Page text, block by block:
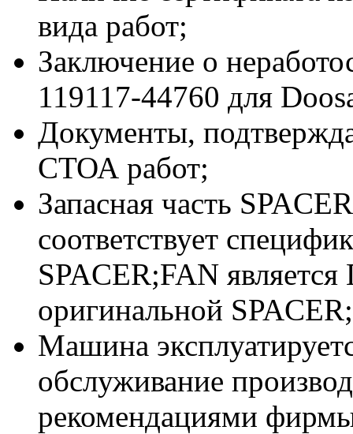
вида работ;
Заключение о
119117-44760 для
Документы,
СТОА работ;
Запасная часть
соответствует
SPACER;FAN
оригинальной
Машина
обслуживание
рекомендациями